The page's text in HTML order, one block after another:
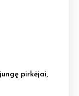
pirkėjai,